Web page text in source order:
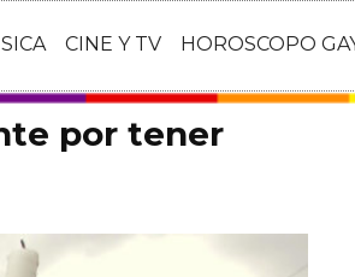
CINE Y TV HOROSCOPO
por tener